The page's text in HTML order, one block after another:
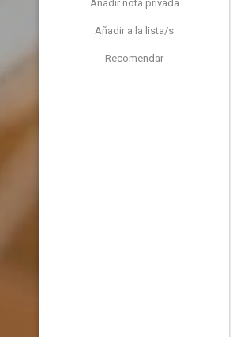
Añadir nota privada
Añadir a la lista/s
Recomendar